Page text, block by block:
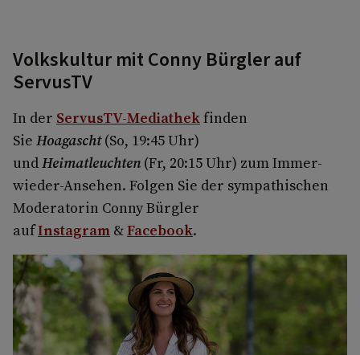
Volkskultur mit Conny Bürgler auf
ServusTV
In der ServusTV-Mediathekfinden
Sie Hoagascht(So, 19:45 Uhr)
undHeimatleuchten(Fr, 20:15 Uhr) zum Immer-
wieder-Ansehen. Folgen Sie der sympathischen
Moderatorin Conny Bürgler
aufInstagram &Facebook.